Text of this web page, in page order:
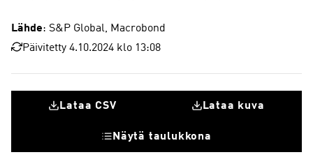
Lähde: S&P Global, Macrobond
Päivitetty 4.10.2024 klo 13:08
Lataa CSV Lataa kuva
Näytä taulukkona